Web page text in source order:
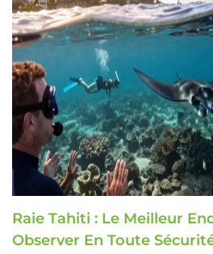
Raie Tahiti : Le Meilleur
Observer En Toute